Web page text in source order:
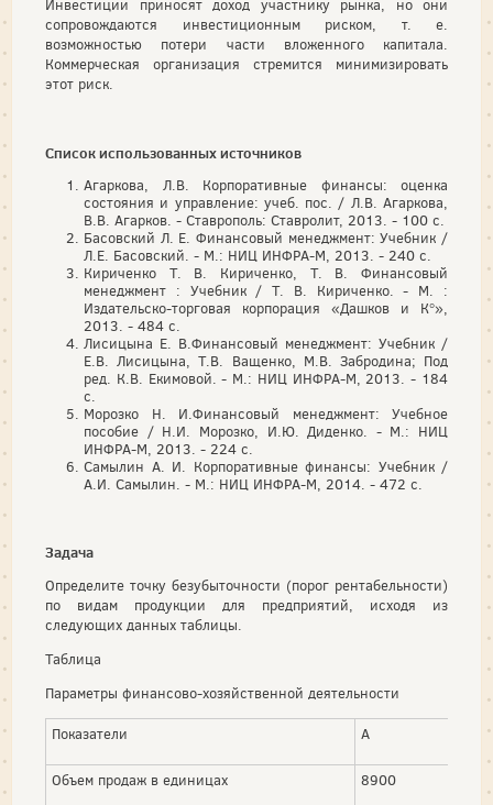
Инвестиции приносят доход участнику рынка, но они
сопровождаются инвестиционным риском, т. е.
возможностью потери части вложенного капитала.
Коммерческая организация стремится минимизировать
этот риск.
Список использованных источников
Агаркова, Л.В. Корпоративные финансы: оценка
состояния и управление: учеб. пос. / Л.В. Агаркова,
В.В. Агарков. - Ставрополь: Ставролит, 2013. - 100 с.
Басовский Л. Е. Финансовый менеджмент: Учебник /
Л.Е. Басовский. - М.: НИЦ ИНФРА-М, 2013. - 240 с.
Кириченко Т. В. Кириченко, Т. В. Финансовый
менеджмент : Учебник / Т. В. Кириченко. - М. :
Издательско-торговая корпорация «Дашков и К°»,
2013. - 484 с.
Лисицына Е. В.Финансовый менеджмент: Учебник /
Е.В. Лисицына, Т.В. Ващенко, М.В. Забродина; Под
ред. К.В. Екимовой. - М.: НИЦ ИНФРА-М, 2013. - 184
с.
Морозко Н. И.Финансовый менеджмент: Учебное
пособие / Н.И. Морозко, И.Ю. Диденко. - М.: НИЦ
ИНФРА-М, 2013. - 224 с.
Самылин А. И. Корпоративные финансы: Учебник /
А.И. Самылин. - М.: НИЦ ИНФРА-М, 2014. - 472 с.
Задача
Определите точку безубыточности (порог рентабельности)
по видам продукции для предприятий, исходя из
следующих данных таблицы.
Таблица
Параметры финансово-хозяйственной деятельности
Показатели А
Объем продаж в единицах 8900